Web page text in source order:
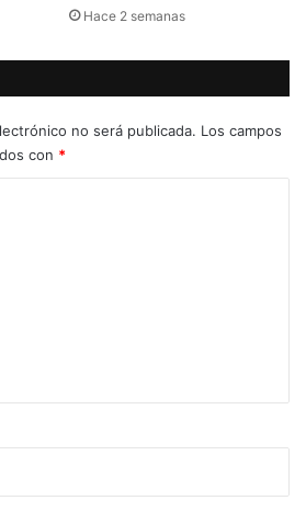
Hace 2 semanas
no será publicada. Los campos
con *